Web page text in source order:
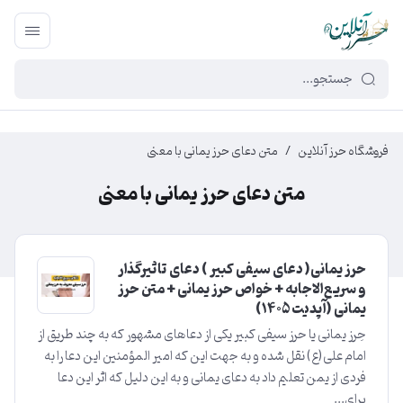
449f43cf-3da2-4422-bb12-2566cb5b8b05
فروشگاه حرز آنلاین / متن دعای حرز یمانی با معنی
متن دعای حرز یمانی با معنی
حرز یمانی( دعای سیفی کبیر ) دعای تاثیرگذار
و سریع‌الاجابه + خواص حرز یمانی + متن حرز
یمانی (آپدیت ۱۴۰5)
حِرز یمانی یا حرز سیفی کبیر یکی از دعاهای مشهور که به چند طریق از
امام علی(ع) نقل شده و به جهت این که امیر المؤمنین این دعا را به
فردی از یمن تعلیم داد به دعای یمانی و به این دلیل که اثر این دعا